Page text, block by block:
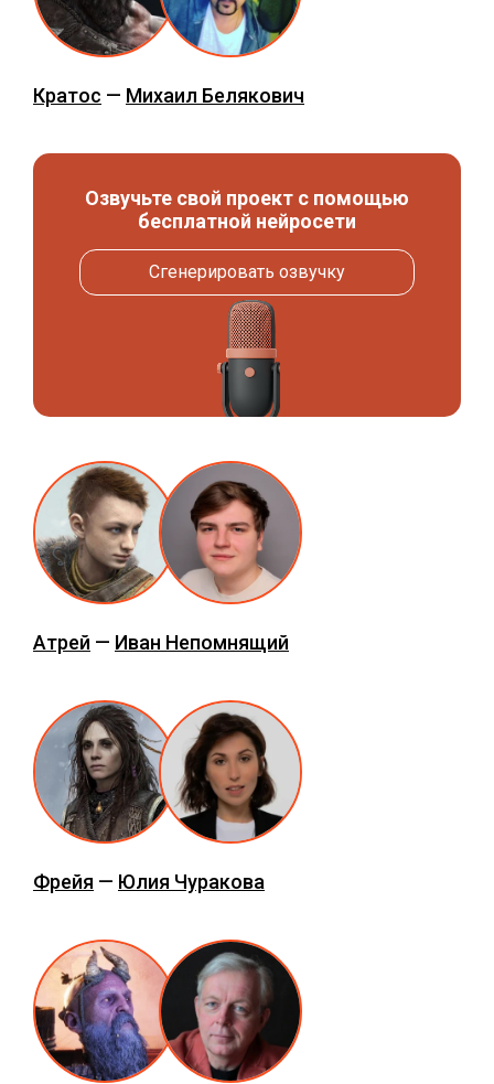
Кратос — Михаил Белякович
Озвучьте свой проект с помощью
бесплатной нейросети
Сгенерировать озвучку
Атрей — Иван Непомнящий
Фрейя — Юлия Чуракова